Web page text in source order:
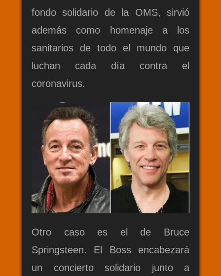
fondo solidario de la OMS, sirvió
además como homenaje a los
sanitarios de todo el mundo que
luchan cada día contra el
coronavirus.
Otro caso es el de Bruce
Springsteen. El Boss encabezará
un concierto solidario junto a